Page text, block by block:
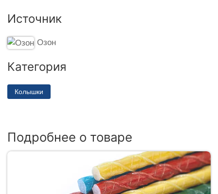
Источник
Озон
Категория
Колышки
Подробнее о товаре